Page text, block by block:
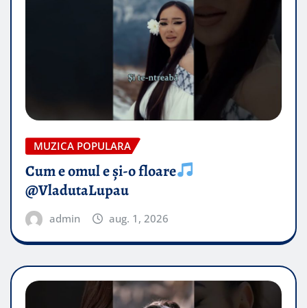
MUZICA POPULARA
Cum e omul e și-o floare
@VladutaLupau
admin aug. 1, 2026